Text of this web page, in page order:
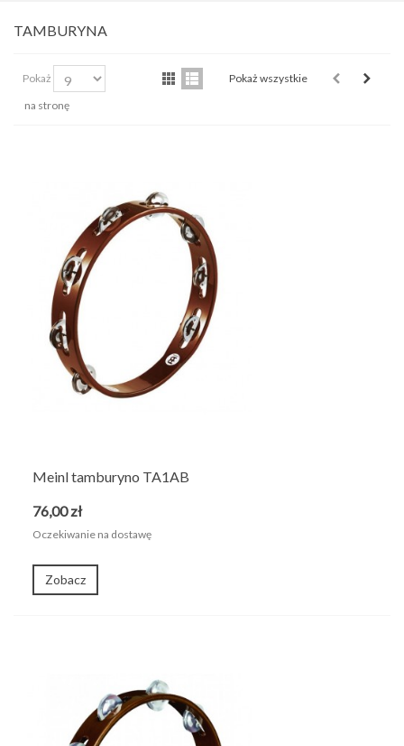
TAMBURYNA
Pokaż
na stronę
Pokaż wszystkie
Meinl tamburyno TA1AB
76,00 zł
Oczekiwanie na dostawę
Zobacz